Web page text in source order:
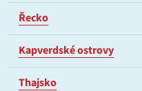
Řecko
Kapverdské ostrovy
Thajsko